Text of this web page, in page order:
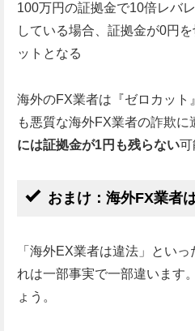
100万円の証拠金で10倍レバ
している場合、証拠金が0円
ットとなる
海外のFX業者は『ゼロカット
も悪質な海外FX業者の詐欺に
には証拠金が1円も残らない可
おまけ：海外FX業者
「海外EX業者は違法」とい
れは一部事実で一部違います
ょう。